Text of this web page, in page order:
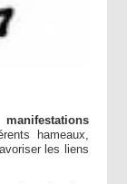
manifestations
hameaux,
les liens